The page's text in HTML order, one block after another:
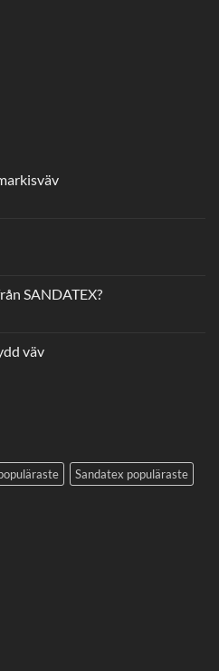
SANDATEX?
väv
Sandatex populäraste